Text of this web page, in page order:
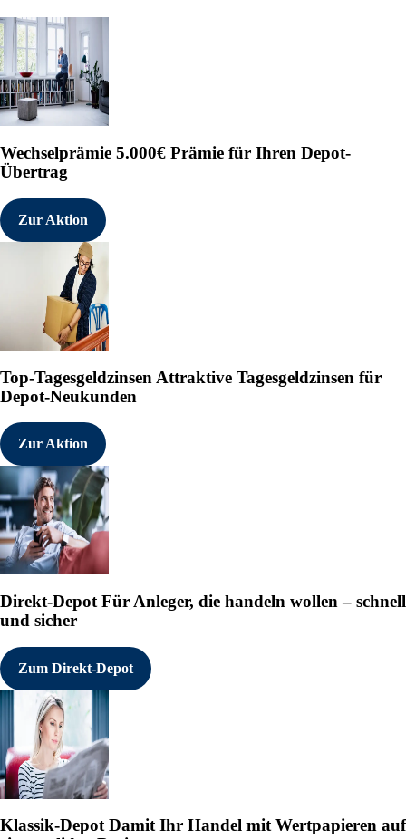
Wechselprämie 5.000€ Prämie für Ihren Depot-
Übertrag
Zur Aktion
Top-Tagesgeldzinsen Attraktive Tagesgeldzinsen für
Depot-Neukunden
Zur Aktion
Direkt-Depot Für Anleger, die handeln wollen – schnell
und sicher
Zum Direkt-Depot
Klassik-DepotDamit Ihr Handel mit Wertpapieren auf